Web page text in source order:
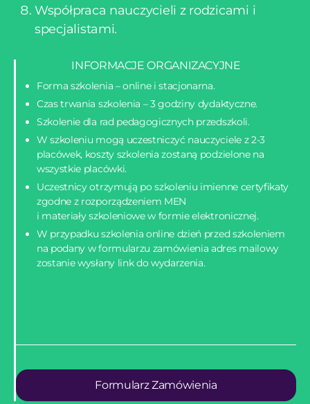
Współpraca nauczycieli z rodzicami i
specjalistami.
INFORMACJE ORGANIZACYJNE
Forma szkolenia – online i stacjonarna.
Czas trwania szkolenia – 3 godziny dydaktyczne.
Szkolenie dla rad pedagogicznych przedszkoli.
W szkoleniu mogą uczestniczyć nauczyciele z 2-3
placówek, koszty szkolenia zostaną podzielone na
wszystkie placówki.
Uczestnicy otrzymują po szkoleniu imienne certyfikaty
zgodne z rozporządzeniem MEN
i materiały szkoleniowe w formie elektronicznej.
W przypadku szkolenia online dzień przed szkoleniem
na podany w formularzu zamówienia adres mailowy
zostanie wysłany link do wydarzenia.
Formularz Zamówienia